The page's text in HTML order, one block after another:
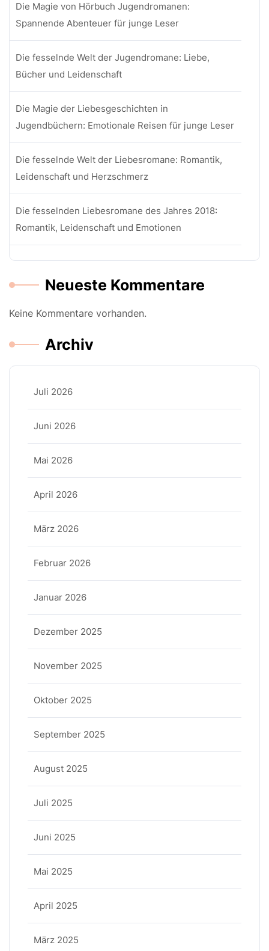
Die Magie von Hörbuch Jugendromanen:
Spannende Abenteuer für junge Leser
Die fesselnde Welt der Jugendromane: Liebe,
Bücher und Leidenschaft
Die Magie der Liebesgeschichten in
Jugendbüchern: Emotionale Reisen für junge Leser
Die fesselnde Welt der Liebesromane: Romantik,
Leidenschaft und Herzschmerz
Die fesselnden Liebesromane des Jahres 2018:
Romantik, Leidenschaft und Emotionen
Neueste Kommentare
Keine Kommentare vorhanden.
Archiv
Juli 2026
Juni 2026
Mai 2026
April 2026
März 2026
Februar 2026
Januar 2026
Dezember 2025
November 2025
Oktober 2025
September 2025
August 2025
Juli 2025
Juni 2025
Mai 2025
April 2025
März 2025